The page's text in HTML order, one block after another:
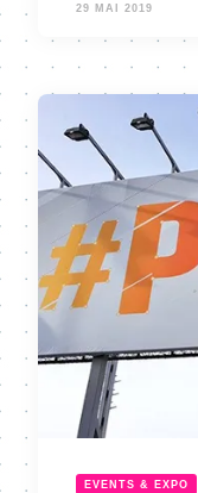
29 MAI 2019
EVENTS & EXPO